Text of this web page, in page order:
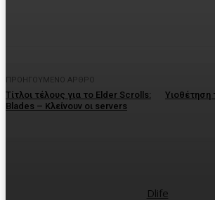
ΠΡΟΗΓΟΎΜΕΝΟ ΆΡΘΡΟ
Τίτλοι τέλους για το Elder Scrolls:
Blades – Κλείνουν οι servers
Υιοθέτηση
Dlife